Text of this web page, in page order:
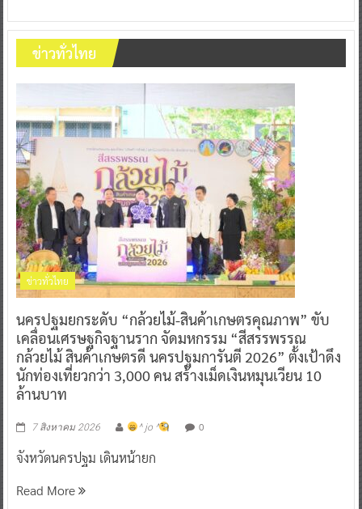
ข่าวทั่วไทย
ข่าวทั่วไทย
นครปฐมยกระดับ “กล้วยไม้-สินค้าเกษตรคุณภาพ” ขับ
เคลื่อนเศรษฐกิจฐานราก จัดมหกรรม “สีสรรพรรณ
กล้วยไม้ สินค้าเกษตรดี นครปฐมการันตี 2026” ตั้งเป้าดึง
นักท่องเที่ยวกว่า 3,000 คน สร้างเม็ดเงินหมุนเวียน 10
ล้านบาท
7 สิงหาคม 2026 ^ jo ^ 0
จังหวัดนครปฐม เดินหน้ายก
Read More